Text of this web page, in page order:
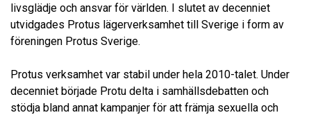
livsglädje och ansvar för världen. I slutet av decenniet
utvidgades Protus lägerverksamhet till Sverige i form av
föreningen Protus Sverige.
Protus verksamhet var stabil under hela 2010-talet. Under
decenniet började Protu delta i samhällsdebatten och
stödja bland annat kampanjer för att främja sexuella och